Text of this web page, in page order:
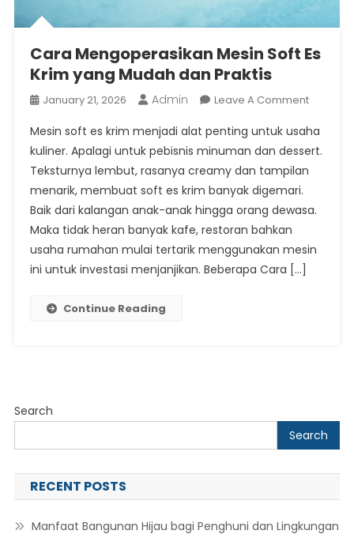
Cara Mengoperasikan Mesin Soft Es
Krim yang Mudah dan Praktis
January 21, 2026 Admin Leave A CommentOn
Mesin
Soft
Krim
Mudah
Mesin soft es krim menjadi alat penting untuk usaha
kuliner. Apalagi untuk pebisnis minuman dan dessert.
Teksturnya lembut, rasanya creamy dan tampilan
menarik, membuat soft es krim banyak digemari.
Baik dari kalangan anak-anak hingga orang dewasa.
Maka tidak heran banyak kafe, restoran bahkan
usaha rumahan mulai tertarik menggunakan mesin
ini untuk investasi menjanjikan. Beberapa Cara […]
Continue Reading
Search
Search
RECENT POSTS
Manfaat Bangunan Hijau bagi Penghuni dan Lingkungan